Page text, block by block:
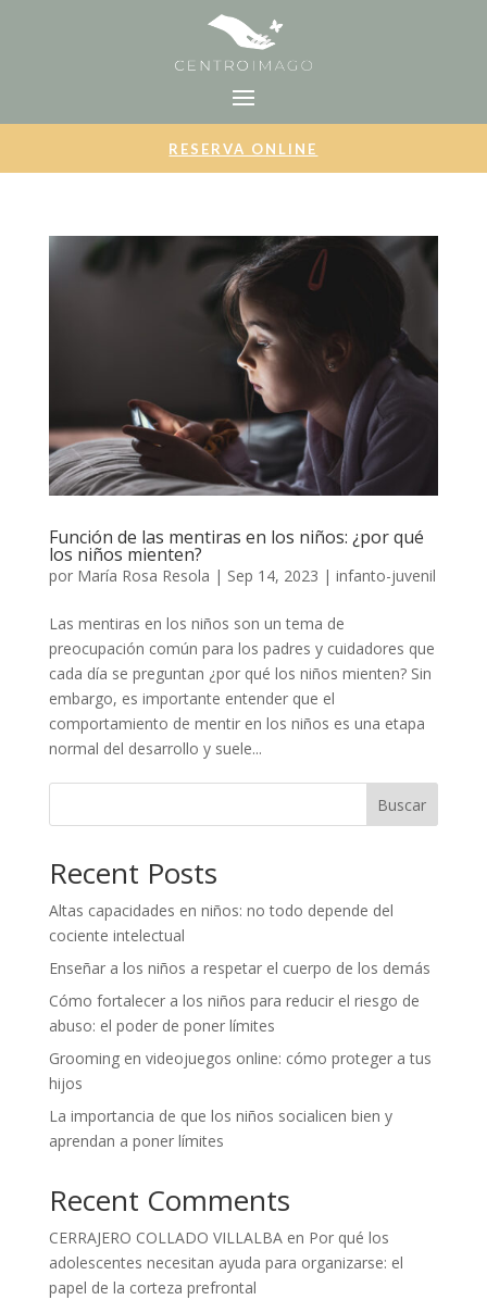
RESERVA ONLINE
Función de las mentiras en los niños: ¿por qué
los niños mienten?
por María Rosa Resola | Sep 14, 2023 | infanto-juvenil
Las mentiras en los niños son un tema de
preocupación común para los padres y cuidadores que
cada día se preguntan ¿por qué los niños mienten? Sin
embargo, es importante entender que el
comportamiento de mentir en los niños es una etapa
normal del desarrollo y suele...
Buscar
Recent Posts
Altas capacidades en niños: no todo depende del
cociente intelectual
Enseñar a los niños a respetar el cuerpo de los demás
Cómo fortalecer a los niños para reducir el riesgo de
abuso: el poder de poner límites
Grooming en videojuegos online: cómo proteger a tus
hijos
La importancia de que los niños socialicen bien y
aprendan a poner límites
Recent Comments
CERRAJERO COLLADO VILLALBAen Por qué los
adolescentes necesitan ayuda para organizarse: el
papel de la corteza prefrontal